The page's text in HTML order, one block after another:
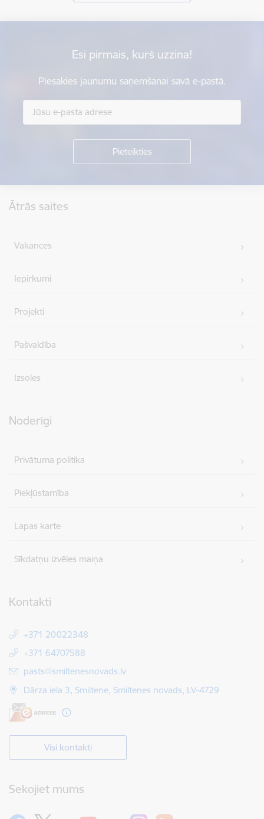
Esi pirmais, kurš uzzina!
Piesakies jaunumu saņemšanai savā e-pastā.
Ātrās saites
Vakances
Iepirkumi
Projekti
Pašvaldība
Izsoles
Noderīgi
Privātuma politika
Piekļūstamība
Lapas karte
Sīkdatņu izvēles maiņa
Kontakti
+371 20022348
+371 64707588
E-pasts:
pasts@smiltenesnovads.lv
Dārza iela 3, Smiltene, Smiltenes novads, LV-4729
Visi kontakti
Sekojiet mums